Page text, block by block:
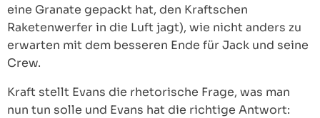
eine Granate gepackt hat, den Kraftschen
Raketenwerfer in die Luft jagt), wie nicht anders zu
erwarten mit dem besseren Ende für Jack und seine
Crew.
Kraft stellt Evans die rhetorische Frage, was man
nun tun solle und Evans hat die richtige Antwort: